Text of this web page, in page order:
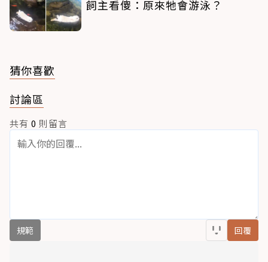
飼主看傻：原來牠會游泳？
猜你喜歡
討論區
共有 0 則留言
規範 回覆